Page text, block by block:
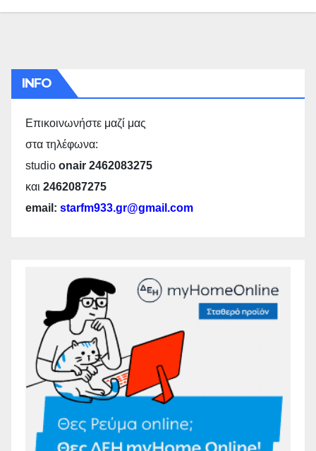
INFO
Επικοινωνήστε μαζί μας
στα τηλέφωνα:
studio onair 2462083275
και 2462087275
email: starfm933.gr@gmail.com